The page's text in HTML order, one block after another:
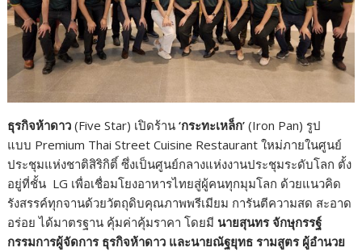
ธุรกิจห้าดาว (Five Star) เปิดร้าน‘กระทะเหล็ก’ (Iron Pan) รูป
แบบ Premium Thai Street Cuisine Restaurant ใหม่ภายในศูนย์
ประชุมแห่งชาติสิริกิติ์ ซึ่งเป็นศูนย์กลางแห่งงานประชุมระดับโลก ตั้ง
อยู่ที่ชั้น LG เพื่อเชื่อมโยงอาหารไทยสู่ผู้คนทุกมุมโลก ด้วยแนวคิด
รังสรรค์ทุกจานด้วยวัตถุดิบคุณภาพพรีเมียม การันตีความสด สะอาด
อร่อย ได้มาตรฐาน คุ้มค่าคุ้มราคา โดยมี นายสุนทร จักษุกรรฐ์
กรรมการผู้จัดการ ธุรกิจห้าดาว และนายณัฐยุทธ รามสูตร ผู้อำนวย